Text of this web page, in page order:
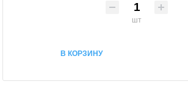
шт
В КОРЗИНУ